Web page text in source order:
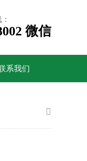
微信
系我们